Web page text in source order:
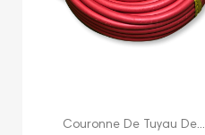
Aperçu rapide
Couronne De Tuyau De...